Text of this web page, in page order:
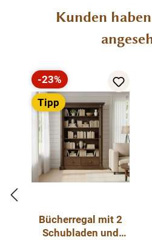
Produktgalerie überspringen
Kunden
Rabatt
-23%
Tipp
Bücherregal mit 2
Schubladen und